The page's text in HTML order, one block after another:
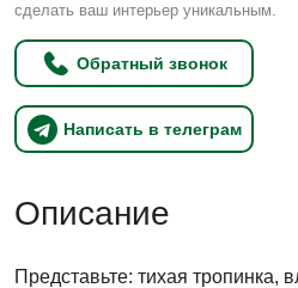
сделать ваш интерьер уникальным.
Обратный звонок
Написать в телеграм
Описание
Представьте: тихая тропинка,